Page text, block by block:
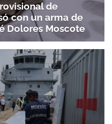
de
con un arma de
Dolores Moscote